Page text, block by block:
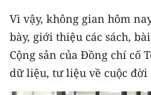
MUA BÁO
ĐỌC BÁO IN
Vì vậy, không gian hôm
bày, giới thiệu các sách,
Cộng sản của Đồng chí cố
dữ liệu, tư liệu về cuộc đời